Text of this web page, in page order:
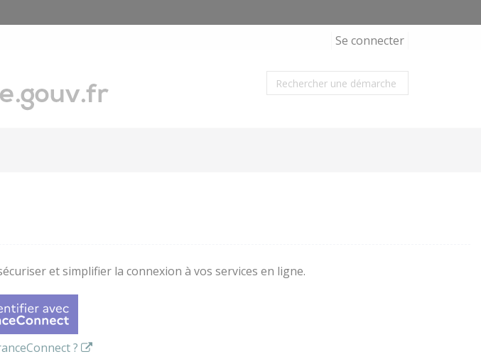
Se connecter
et simplifier la connexion à vos services en ligne.
?